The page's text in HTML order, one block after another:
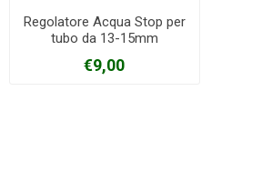
Regolatore Acqua Stop per
tubo da 13-15mm
€9,00